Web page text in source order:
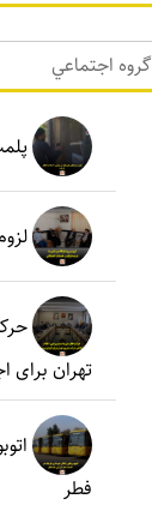
گروه اجتماعي
تهران برای
فطر